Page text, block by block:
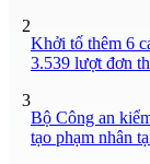
2
Khởi tố thêm 6
3.539 lượt đơn
3
Bộ Công an
tạo phạm nhân